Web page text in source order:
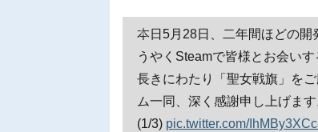
本日5月28日、二年間ほどの開
うやくSteamで皆様とお会いす
長きにわたり「聖女戦旗」を
ム一同、深く感謝申し上げます
(1/3) pic.twitter.com/